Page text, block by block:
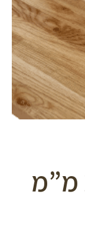
אמבטיה עובי 26 מ”מ